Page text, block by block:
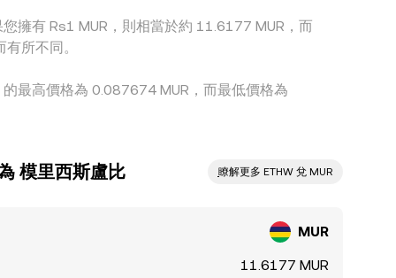
擁有 Rs1 MUR，則相當於約 11.6177 MUR，而
所不同。
最高價格為 0.087674 MUR，而最低價格為
模里西斯盧比 ִִִִִִִִִִִִִִִִִִִִִִִִִִִִִִִִִִִִִִִִִִִִִִִ瞭解更多 ETHW 兌 MUR
MUR
11.6177 MUR